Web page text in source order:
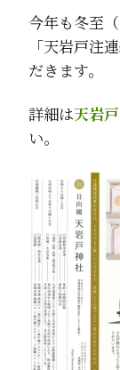
今年も冬至
「天岩戸注
だきます。
詳細は天岩
い。